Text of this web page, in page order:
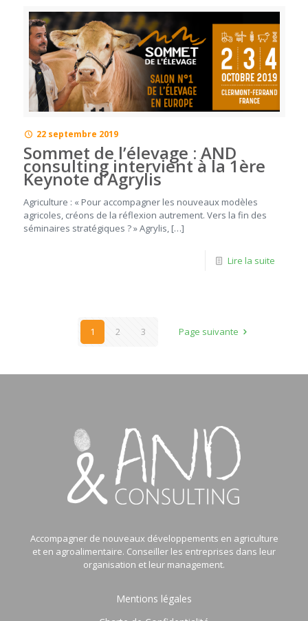
22 septembre 2019
Sommet de l’élevage : AND
consulting intervient à la 1ère
Keynote d’Agrylis
Agriculture : « Pour accompagner les nouveaux modèles
agricoles, créons de la réflexion autrement. Vers la fin des
séminaires stratégiques ? » Agrylis, […]
Lire la suite
1 2 3 Page suivante
Accompagner de nouveaux développements en agriculture
et en agroalimentaire. Conseiller les entreprises dans leur
organisation et leur management.
Mentions légales